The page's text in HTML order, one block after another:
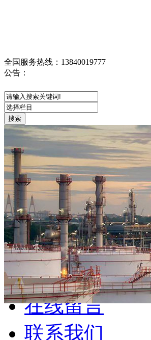
全国服务热线： 13840019777
公告：
网站首页
关于我们
供应产品
融雪剂硫酸亚铁柠檬酸葡萄糖氯化
碱
磷酸三钠 草酸
库房产品
炯道库房
在线留言
联系我们